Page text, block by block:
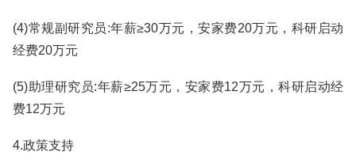
(4)常规副研究员:年薪≥30万元，安家费20万元，科研启动
经费20万元
(5)助理研究员:年薪≥25万元，安家费12万元，科研启动经
费12万元
4.政策支持